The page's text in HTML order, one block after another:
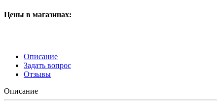
Цены в магазинах:
Описание
Задать вопрос
Отзывы
Описание